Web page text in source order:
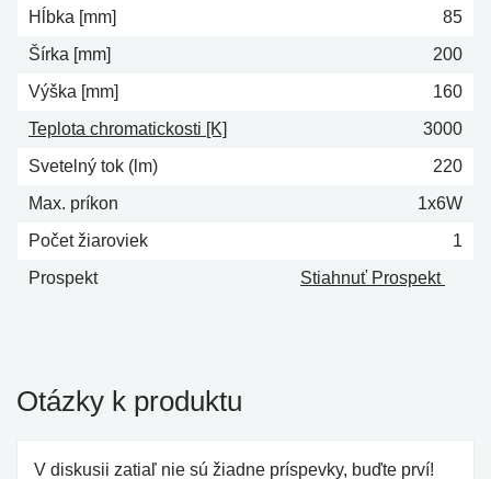
Hĺbka [mm]
85
Šírka [mm]
200
Výška [mm]
160
Teplota chromatickosti [K]
3000
Svetelný tok (lm)
220
Max. príkon
1x6W
Počet žiaroviek
1
Prospekt
Stiahnuť Prospekt
Otázky k produktu
V diskusii zatiaľ nie sú žiadne príspevky, buďte prví!